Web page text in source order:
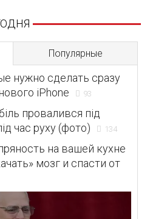
Популярные
нужно сделать сразу
iPhone
93
провалився під
час руху (фото)
134
на вашей кухне
мозг и спасти от